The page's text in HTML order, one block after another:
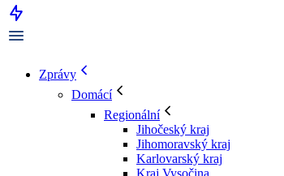
Zprávy
Domácí
Regionální
Jihočeský kraj
Jihomoravský kraj
Karlovarský kraj
Kraj Vysočina